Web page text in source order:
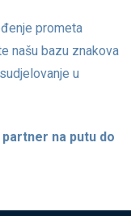
prometa
našu bazu znakova
u
na putu do